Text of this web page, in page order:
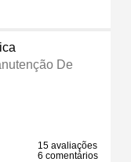
De
15 avaliações
6 comentários